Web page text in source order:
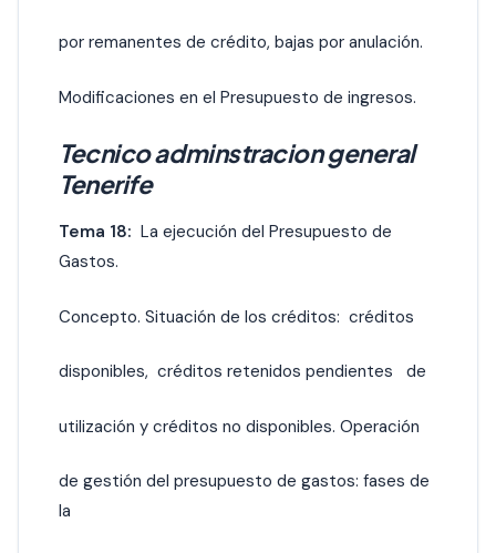
por remanentes de crédito, bajas por anulación.
Modificaciones en el Presupuesto de ingresos.
Tecnico adminstracion general
Tenerife
Tema 18: La ejecución del Presupuesto de
Gastos.
Concepto. Situación de los créditos: créditos
disponibles, créditos retenidos pendientes de
utilización y créditos no disponibles. Operación
de gestión del presupuesto de gastos: fases de
la